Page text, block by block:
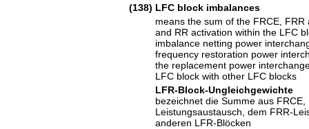
(138) LFC block imbalances
means the sum of the FRCE, FRR
and RR activation within the LFC
imbalance netting power
frequency restoration power
the replacement power
LFC block with other LFC blocks
LFR-Block-Ungleichgewichte
bezeichnet die Summe aus
Leistungsaustausch, dem FRR-
anderen LFR-Blöcken